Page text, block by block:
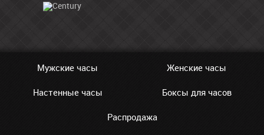
Мужские часы Женские часы
Настенные часы Боксы для часов
Распродажа